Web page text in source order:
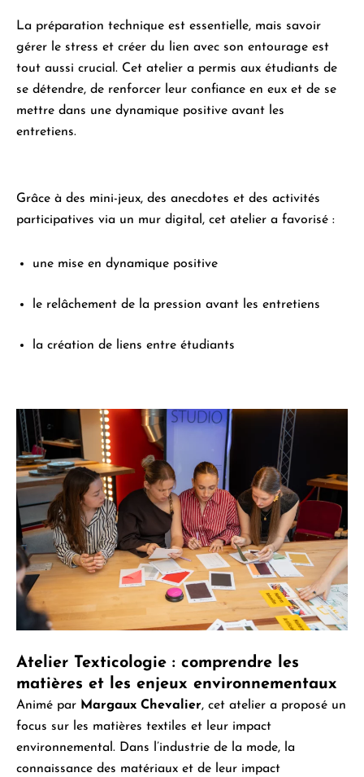
La préparation technique est essentielle, mais savoir
gérer le stress et créer du lien avec son entourage est
tout aussi crucial. Cet atelier a permis aux étudiants de
se détendre, de renforcer leur confiance en eux et de se
mettre dans une dynamique positive avant les
entretiens.
Grâce à des mini-jeux, des anecdotes et des activités
participatives via un mur digital, cet atelier a favorisé :
une mise en dynamique positive
le relâchement de la pression avant les entretiens
la création de liens entre étudiants
Atelier Texticologie : comprendre les
matières et les enjeux environnementaux
Animé par Margaux Chevalier, cet atelier a proposé un
focus sur les matières textiles et leur impact
environnemental. Dans l’industrie de la mode, la
connaissance des matériaux et de leur impact